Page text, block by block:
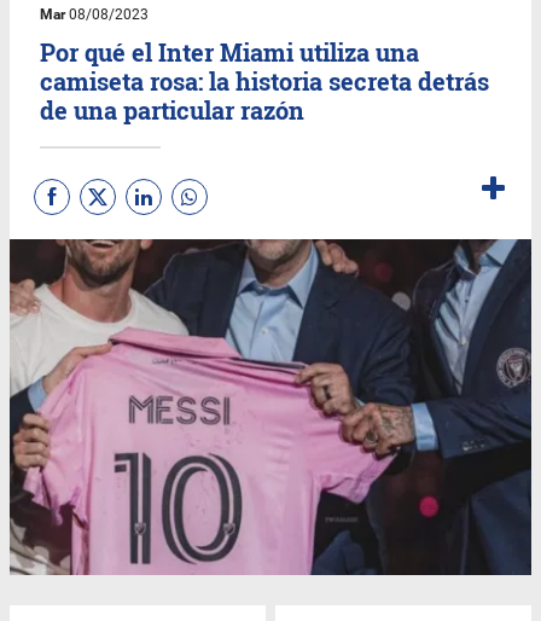
Mar08/08/2023
Por qué el Inter Miami utiliza una
camiseta rosa: la historia secreta detrás
de una particular razón